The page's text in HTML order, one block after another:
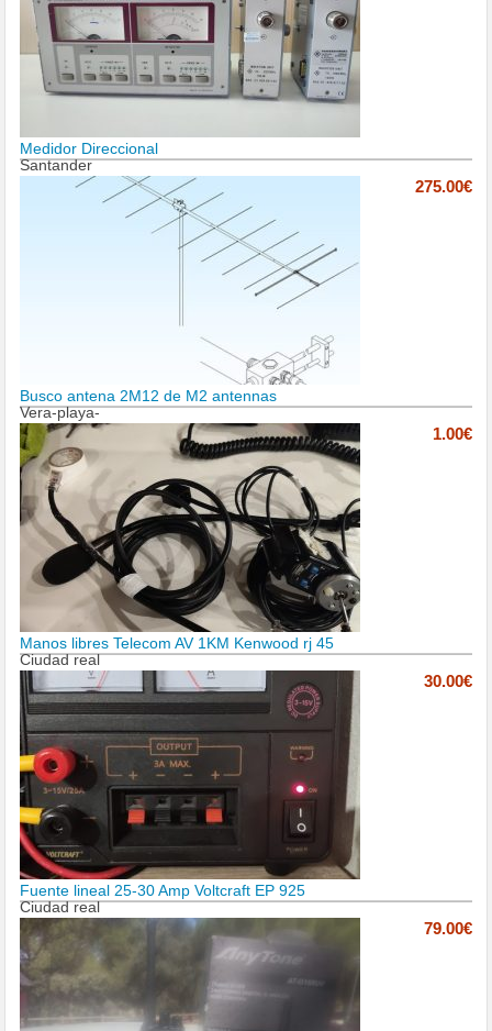
Medidor Direccional
Santander
275.00€
Busco antena 2M12 de M2 antennas
Vera-playa-
1.00€
Manos libres Telecom AV 1KM Kenwood rj 45
Ciudad real
30.00€
Fuente lineal 25-30 Amp Voltcraft EP 925
Ciudad real
79.00€